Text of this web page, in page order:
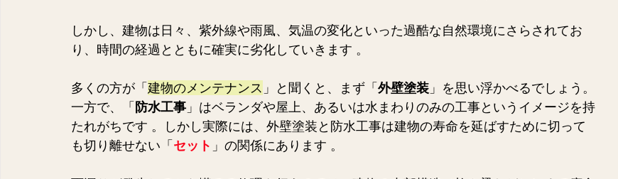
しかし、建物は日々、紫外線や雨風、気温の変化といった過酷な自然環境にさらされてお
り、時間の経過とともに確実に劣化していきます 。
多くの方が「建物のメンテナンス 」と聞くと、まず「外壁塗装 」を思い浮かべるでしょう。
一方で、「防水工事 」はベランダや屋上、あるいは水まわりのみの工事というイメージを持
たれがちです 。しかし実際には、外壁塗装と防水工事は建物の寿命を延ばすために切って
も切り離せない「セット 」の関係にあります 。